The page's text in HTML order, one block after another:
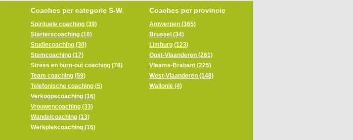
Coaches per categorie S-W
Spirituele coaching (39)
Starterscoaching (16)
Studiecoaching (30)
Stemcoaching (17)
Stress en burn-out coaching (78)
Team coaching (59)
Telefonische coaching (5)
Verkoopscoaching (16)
Vrouwencoaching (33)
Wandelcoaching (13)
Werkplekcoaching (16)
Coaches per provincie
Antwerpen (365)
Brussel (34)
Limburg (123)
Oost-Vlaanderen (261)
Vlaams-Brabant (225)
West-Vlaanderen (148)
Wallonië (4)